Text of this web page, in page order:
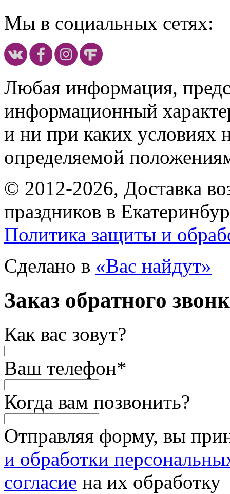
Мы в социальных сетях:
Любая информация,
информационный
и ни при каких условиях
определяемой
© 2012-2026, Доставка
праздников в
Политика защиты и
Сделано в «Вас найдут»
Заказ обратного
Как вас зовут?
Ваш телефон*
Когда вам позвонить?
Отправляя форму, вы
и обработки
согласие на их обработку